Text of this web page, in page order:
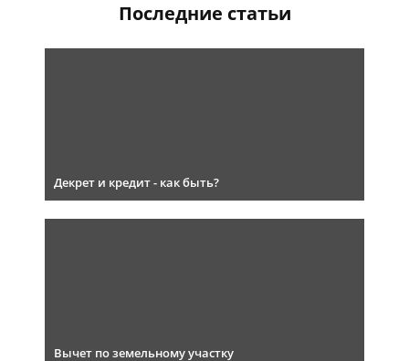
Последние статьи
Декрет и кредит - как быть?
Вычет по земельному участку